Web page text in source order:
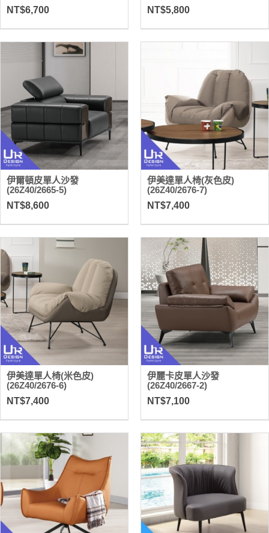
NT$6,700
NT$5,800
伊爾頓皮單人沙發
(26Z40/2665-5)
NT$8,600
伊美達單人椅(灰色皮)
(26Z40/2676-7)
NT$7,400
伊美達單人椅(米色皮)
(26Z40/2676-6)
NT$7,400
伊麗卡皮單人沙發
(26Z40/2667-2)
NT$7,100